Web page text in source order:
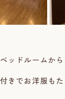
ッドルームか
きでお洋服も